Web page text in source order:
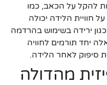
להקל על הכאב, כמו
חוויית הלידה יכולה
ירידה בשימוש בהרדמה
יחד תורמים לחוויה
סיפוק לאחר הלידה.
מהדולה